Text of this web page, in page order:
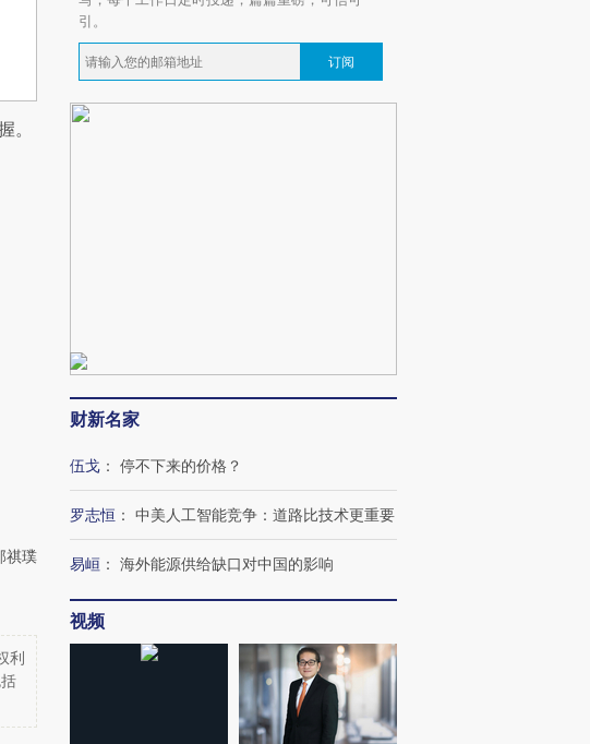
。
祺璞
利
引。
订阅
财新名家
伍戈 ： 停不下来的价格？
罗志恒 ： 中美人工智能竞争：道路比技术更重要
易峘 ： 海外能源供给缺口对中国的影响
视频